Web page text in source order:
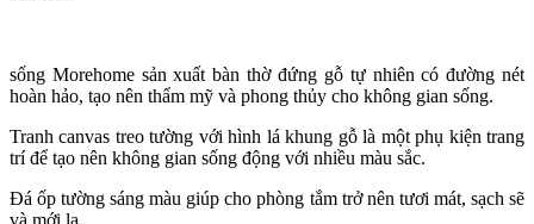
sống Morehome sản xuất bàn thờ đứng gỗ tự nhiên có đường nét
hoàn hảo, tạo nên thẩm mỹ và phong thủy cho không gian sống.
Tranh canvas treo tường với hình lá khung gỗ là một phụ kiện trang
trí để tạo nên không gian sống động với nhiều màu sắc.
Đá ốp tường sáng màu giúp cho phòng tắm trở nên tươi mát, sạch sẽ
và mới lạ.